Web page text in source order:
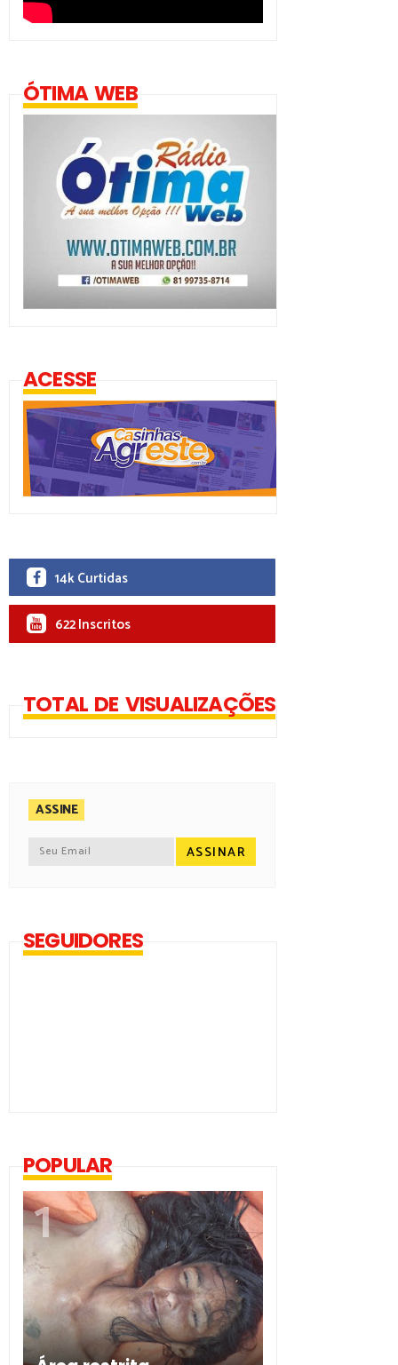
ÓTIMA WEB
ACESSE
14k Curtidas
622 Inscritos
TOTAL DE VISUALIZAÇÕES
ASSINE
SEGUIDORES
POPULAR